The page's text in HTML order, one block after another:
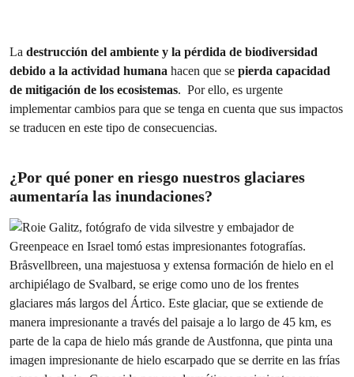
La destrucción del ambiente y la pérdida de biodiversidad
debido a la actividad humana hacen que se pierda capacidad
de mitigación de los ecosistemas. Por ello, es urgente
implementar cambios para que se tenga en cuenta que sus impactos
se traducen en este tipo de consecuencias.
¿Por qué poner en riesgo nuestros glaciares
aumentaría las inundaciones?